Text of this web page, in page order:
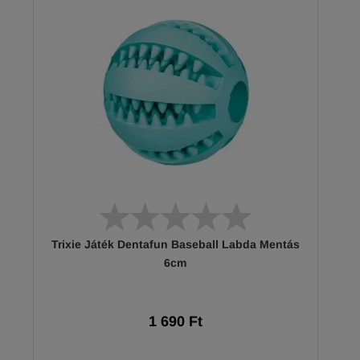
Trixie Játék Dentafun Baseball Labda Mentás
6cm
1 690 Ft